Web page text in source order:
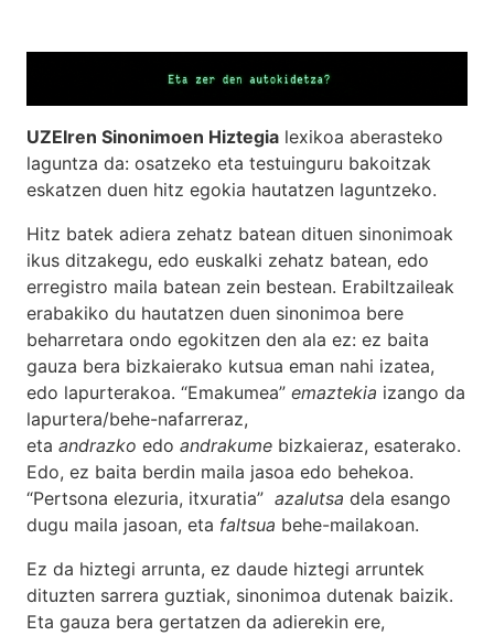
UZEIren Sinonimoen Hiztegia lexikoa aberasteko
laguntza da: osatzeko eta testuinguru bakoitzak
eskatzen duen hitz egokia hautatzen laguntzeko.
Hitz batek adiera zehatz batean dituen sinonimoak
ikus ditzakegu, edo euskalki zehatz batean, edo
erregistro maila batean zein bestean. Erabiltzaileak
erabakiko du hautatzen duen sinonimoa bere
beharretara ondo egokitzen den ala ez: ez baita
gauza bera bizkaierako kutsua eman nahi izatea,
edo lapurterakoa. “Emakumea” emaztekia izango da
lapurtera/behe-nafarreraz,
eta andrazko edo andrakume bizkaieraz, esaterako.
Edo, ez baita berdin maila jasoa edo behekoa.
“Pertsona elezuria, itxuratia” azalutsa dela esango
dugu maila jasoan, eta faltsua behe-mailakoan.
Ez da hiztegi arrunta, ez daude hiztegi arruntek
dituzten sarrera guztiak, sinonimoa dutenak baizik.
Eta gauza bera gertatzen da adierekin ere,